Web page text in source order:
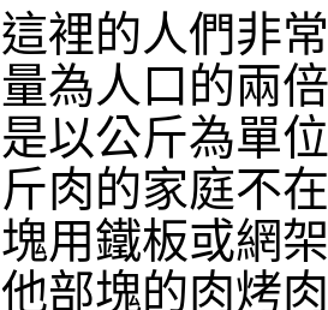
這裡的人們非
量為人口的兩
是以公斤為單
斤肉的家庭不
塊用鐵板或網
他部塊的肉烤